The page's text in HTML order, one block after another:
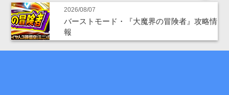
2026/08/07
バーストモード・『大魔界の冒険者』攻略情
報